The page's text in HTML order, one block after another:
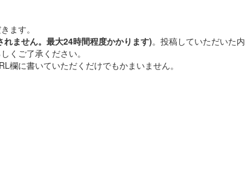
ます。
れません。最大24時間程度かかります)。投稿していただいた内
くご了承ください。
欄に書いていただくだけでもかまいません。